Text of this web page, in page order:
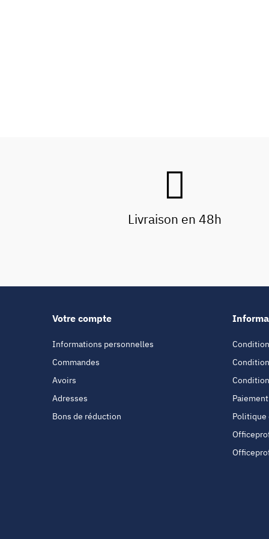
Livraison en 48h
Votre compte
Informations personnelles
Commandes
Avoirs
Adresses
Bons de réduction